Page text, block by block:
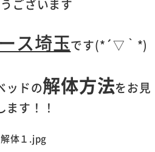
ございます
ス埼玉です(*´▽｀*)
ッドの解体方法をお見
ます！！